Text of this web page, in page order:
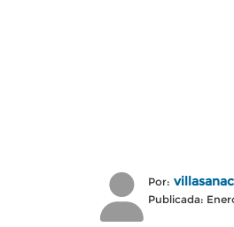
Por:
Publicada: